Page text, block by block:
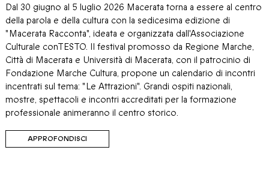
Dal 30 giugno al 5 luglio 2026 Macerata torna a essere al centro
della parola e della cultura con la sedicesima edizione di
"Macerata Racconta", ideata e organizzata dall'Associazione
Culturale conTESTO. Il festival promosso da Regione Marche,
Città di Macerata e Università di Macerata, con il patrocinio di
Fondazione Marche Cultura, propone un calendario di incontri
incentrati sul tema: "Le Attrazioni". Grandi ospiti nazionali,
mostre, spettacoli e incontri accreditati per la formazione
professionale animeranno il centro storico.
APPROFONDISCI